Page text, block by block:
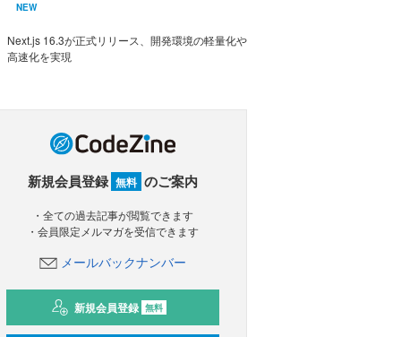
NEW
Next.js 16.3が正式リリース、開発環境の軽量化や
高速化を実現
新規会員登録 無料 のご案内
・全ての過去記事が閲覧できます
・会員限定メルマガを受信できます
メールバックナンバー
新規会員登録 無料